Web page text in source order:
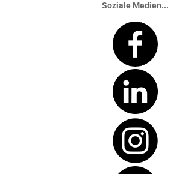
Soziale Medien...